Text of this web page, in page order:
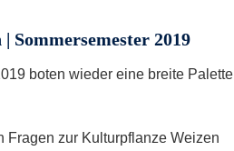
Sommersemester 2019
boten wieder eine breite Palette
Fragen zur Kulturpflanze Weizen